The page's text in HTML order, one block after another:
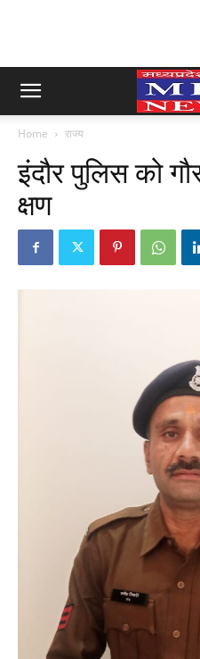
Home राज्य
इंदौर पुलिस को
क्षण